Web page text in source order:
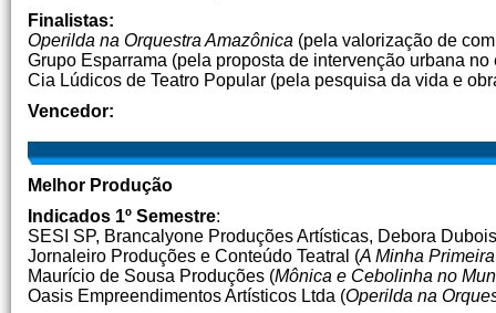
Finalistas:
Operilda na Orquestra Amazônica (pela valorização de
Grupo Esparrama (pela proposta de intervenção urbana
Cia Lúdicos de Teatro Popular (pela pesquisa da vida e
Vencedor:
Melhor Produção
Indicados 1º Semestre:
SESI SP, Brancalyone Produções Artísticas, Debora
Jornaleiro Produções e Conteúdo Teatral (A Minha
Maurício de Sousa Produções (Mônica e Cebolinha no
Oasis Empreendimentos Artísticos Ltda (Operilda na